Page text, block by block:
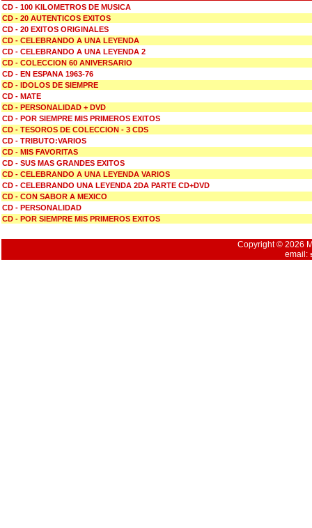
CD - 100 KILOMETROS DE MUSICA
CD - 20 AUTENTICOS EXITOS
CD - 20 EXITOS ORIGINALES
CD - CELEBRANDO A UNA LEYENDA
CD - CELEBRANDO A UNA LEYENDA 2
CD - COLECCION 60 ANIVERSARIO
CD - EN ESPANA 1963-76
CD - IDOLOS DE SIEMPRE
CD - MATE
CD - PERSONALIDAD + DVD
CD - POR SIEMPRE MIS PRIMEROS EXITOS
CD - TESOROS DE COLECCION - 3 CDS
CD - TRIBUTO:VARIOS
CD - MIS FAVORITAS
CD - SUS MAS GRANDES EXITOS
CD - CELEBRANDO A UNA LEYENDA VARIOS
CD - CELEBRANDO UNA LEYENDA 2DA PARTE CD+DVD
CD - CON SABOR A MEXICO
CD - PERSONALIDAD
CD - POR SIEMPRE MIS PRIMEROS EXITOS
Copyright © 2026
email: